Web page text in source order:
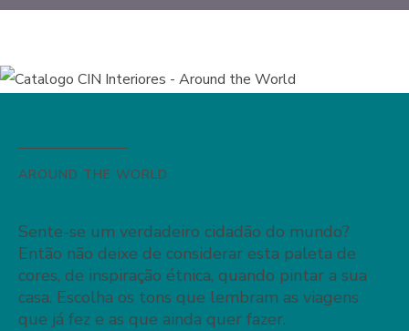
AROUND THE WORLD
Sente-se um verdadeiro cidadão do mundo?
Então não deixe de considerar esta paleta de
cores, de inspiração étnica, quando pintar a sua
casa. Escolha os tons que lembram as viagens
que já fez e as que ainda quer fazer.